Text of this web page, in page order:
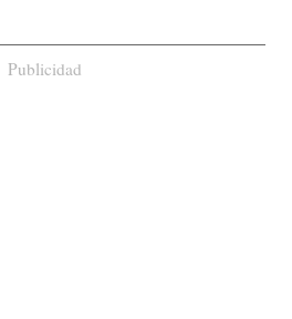
Publicidad